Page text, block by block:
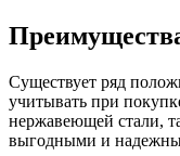
Существует ряд
учитывать при
нержавеющей стали,
выгодными и